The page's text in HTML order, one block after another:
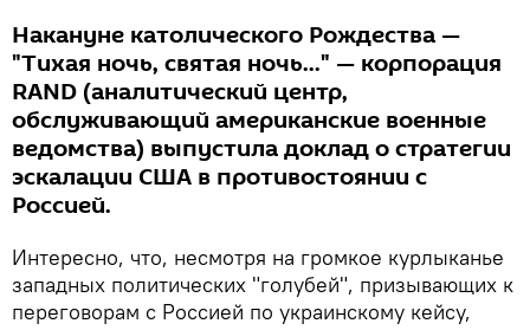
Накануне католического Рождества —
"Тихая ночь, святая ночь..." — корпорация
RAND (аналитический центр,
обслуживающий американские военные
ведомства) выпустила доклад о стратегии
эскалации США в противостоянии с
Россией.
Интересно, что, несмотря на громкое курлыканье
западных политических "голубей", призывающих к
переговорам с Россией по украинскому кейсу,